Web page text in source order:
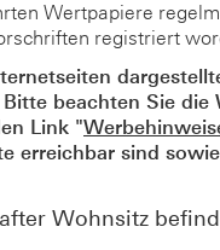
Wertpapiere
registriert
beachten Sie die
Link "
erreichbar sind
Wohnsitz